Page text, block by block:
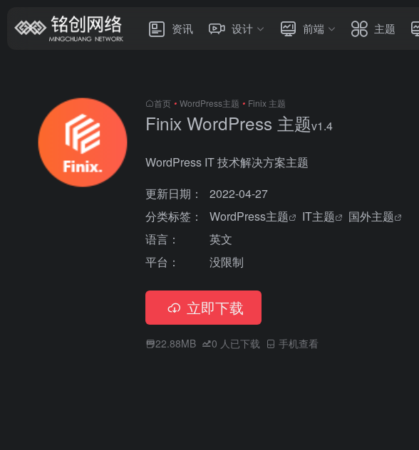
资讯 设计 前端 主题
首页 • WordPress主题 • Finix 主题
Finix WordPress 主题v1.4
WordPress IT 技术解决方案主题
更新日期：
2022-04-27
分类标签：
WordPress主题 IT主题
国外主题
语言：
英文
平台：
没限制
立即下载
22.88MB 0 人已下载 手机查看